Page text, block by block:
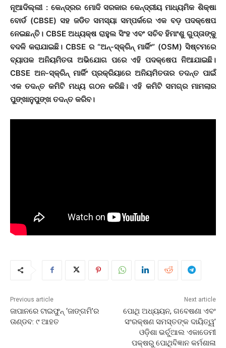
ନୂଆଦିଲ୍ଲୀ: କେନ୍ଦ୍ରର ମୋଦି ସରକାର କେନ୍ଦ୍ରୀୟ ମାଧ୍ୟମିକ ଶିକ୍ଷା
ବୋର୍ଡ (CBSE) ସହ ଜଡିତ ସମସ୍ୟା ସମ୍ପର୍କରେ ଏକ ବଡ଼ ପଦକ୍ଷେପ
ନେଇଛନ୍ତି। CBSE ଅଧ୍ୟକ୍ଷ ରାହୁଲ ସିଂହ ଏବଂ ସଚିବ ହିମାଂଶୁ ଗୁପ୍ତାଙ୍କୁ
ବଦଳି କରାଯାଇଛି। CBSE ର “ଅନ୍-ସ୍କ୍ରିନ୍ ମାର୍କିଂ” (OSM) ସିଷ୍ଟମରେ
ବ୍ୟାପକ ଅନିୟମିତତା ଅଭିଯୋଗ ପରେ ଏହି ପଦକ୍ଷେପ ନିଆଯାଇଛି।
CBSE ଅନ-ସ୍କ୍ରିନ୍ ମାର୍କିଂ ପ୍ରକ୍ରିୟାରେ ଅନିୟମିତତାର ତଦନ୍ତ ପାଇଁ
ଏକ ତଦନ୍ତ କମିଟି ମଧ୍ୟ ଗଠନ କରିଛି। ଏହି କମିଟି ସମଗ୍ର ମାମଲାର
ପୁଙ୍ଖାନୁପୁଙ୍ଖ ତଦନ୍ତ କରିବ।
Previous article
ଜାପାନରେ ଟାଇଫୁନ୍ ‘ଜାଙ୍ଗମି’ର
ତାଣ୍ଡବ: ୯ ଆହତ
Next article
ପୋଥି ଅଧ୍ୟୟନ, ଗବେଷଣା ଏବଂ
ସଂରକ୍ଷଣ ସମସ୍ତଙ୍କ ଦାୟିତ୍ୱ’
ଓଡ଼ିଶା ଭର୍ଚୁଆଲ ଏକାଡେମୀ
ପକ୍ଷରୁ ପୋଥିବିଜ୍ଞାନ କର୍ମଶାଳା